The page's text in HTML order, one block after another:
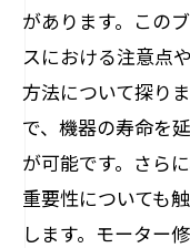
があります。この
スにおける注意点
方法について探り
で、機器の寿命を
が可能です。さら
重要性についても
します。モーター